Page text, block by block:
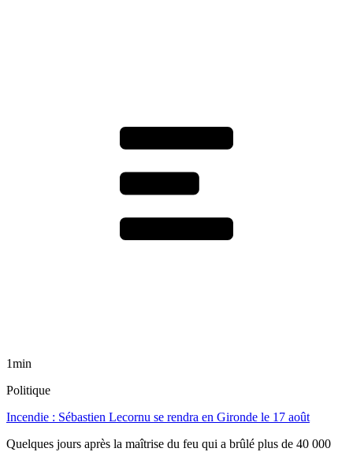
1min
Politique
Incendie : Sébastien Lecornu se rendra en Gironde le 17 août
Quelques jours après la maîtrise du feu qui a brûlé plus de 40 000